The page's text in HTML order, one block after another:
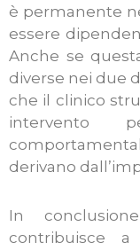
è permanente
essere
Anche se
diverse nei due
che il clinico
derivano
In
contribuisce a